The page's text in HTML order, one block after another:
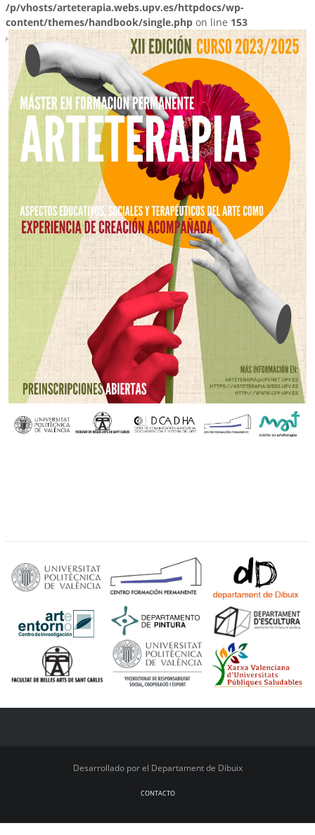
/p/vhosts/arteterapia.webs.upv.es/httpdocs/wp-
content/themes/handbook/single.php on line 153
Desarrollado por el Departament de Dibuix
CONTACTO